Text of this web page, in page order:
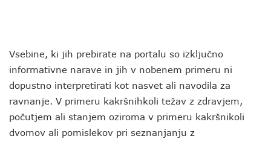
Vsebine, ki jih prebirate na portalu so izključno
informativne narave in jih v nobenem primeru ni
dopustno interpretirati kot nasvet ali navodila za
ravnanje. V primeru kakršnihkoli težav z zdravjem,
počutjem ali stanjem oziroma v primeru kakršnikoli
dvomov ali pomislekov pri seznanjanju z